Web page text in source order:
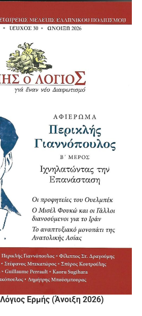
Ερμής (Άνοιξη 2026)